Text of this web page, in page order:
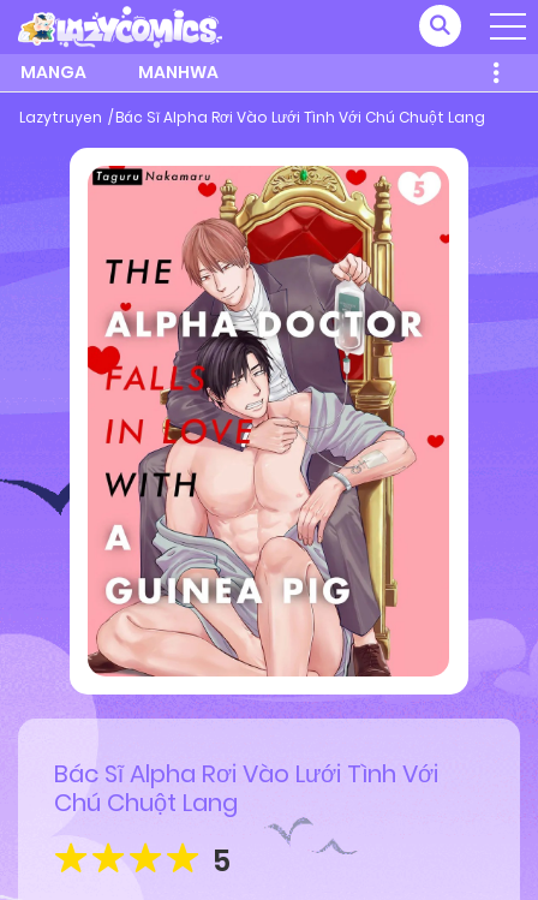
MANGA MANHWA
Lazytruyen Bác Sĩ Alpha Rơi Vào Lưới Tình Với Chú Chuột Lang
Bác Sĩ Alpha Rơi Vào Lưới Tình Với
Chú Chuột Lang
5